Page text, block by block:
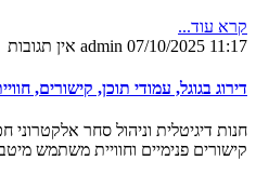
קרא עוד...
admin 07/10/2025 11:17 אין תגובות
דירוג בגוגל, עמודי תוכן, קישורים,
חנות דיגיטלית וניהול סחר אלקטרוני
קישורים פנימיים וחוויית משתמש